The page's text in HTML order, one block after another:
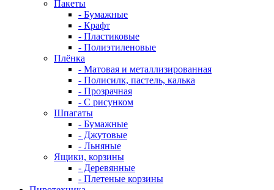
Пакеты
- Бумажные
- Крафт
- Пластиковые
- Полиэтиленовые
Плёнка
- Матовая и металлизированная
- Полисилк, пастель, калька
- Прозрачная
- С рисунком
Шпагаты
- Бумажные
- Джутовые
- Льняные
Ящики, корзины
- Деревянные
- Плетеные корзины